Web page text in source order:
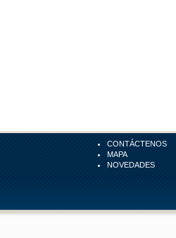
CONTÁCTENOS
MAPA
NOVEDADES